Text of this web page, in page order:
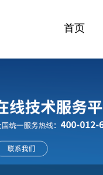
首页